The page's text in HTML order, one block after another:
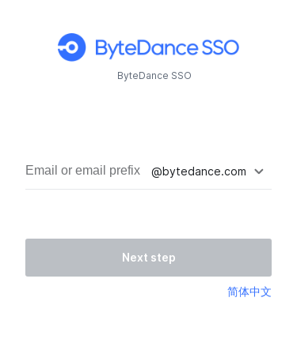
ByteDance SSO
@bytedance.com
Next step
简体中文